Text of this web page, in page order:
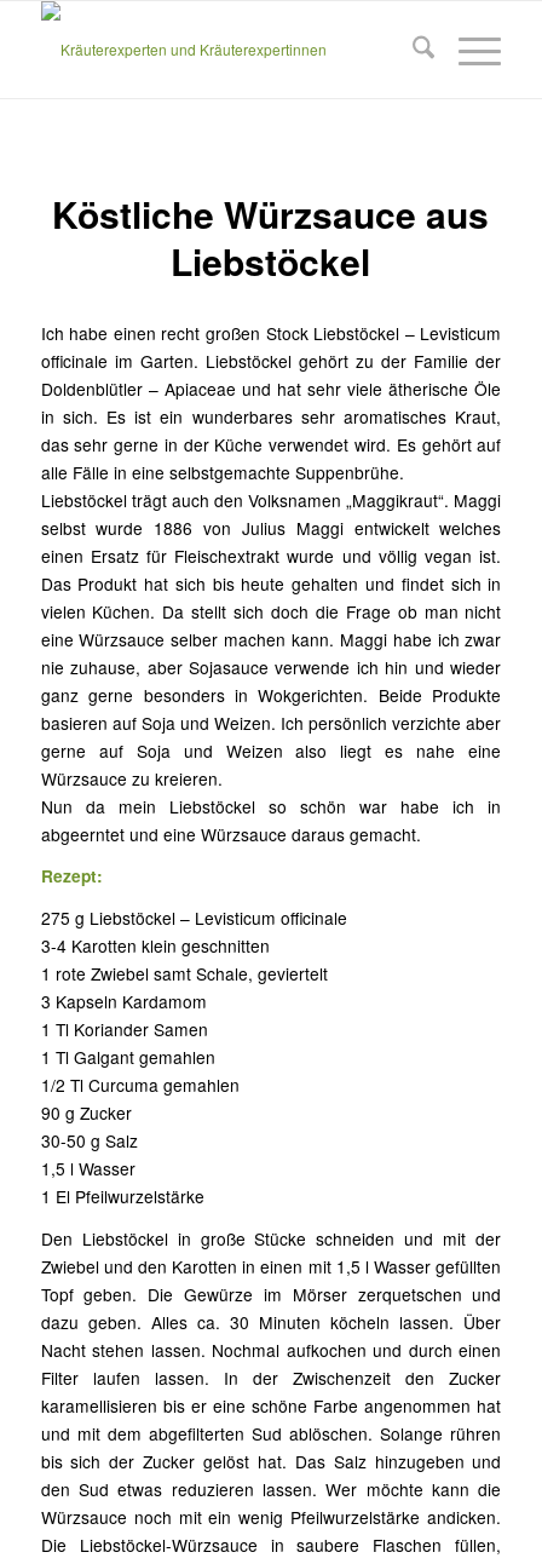
Köstliche Würzsauce aus
Liebstöckel
Ich habe einen recht großen Stock Liebstöckel – Levisticum
officinale im Garten. Liebstöckel gehört zu der Familie der
Doldenblütler – Apiaceae und hat sehr viele ätherische Öle
in sich. Es ist ein wunderbares sehr aromatisches Kraut,
das sehr gerne in der Küche verwendet wird. Es gehört auf
alle Fälle in eine selbstgemachte Suppenbrühe.
Liebstöckel trägt auch den Volksnamen „Maggikraut“. Maggi
selbst wurde 1886 von Julius Maggi entwickelt welches
einen Ersatz für Fleischextrakt wurde und völlig vegan ist.
Das Produkt hat sich bis heute gehalten und findet sich in
vielen Küchen. Da stellt sich doch die Frage ob man nicht
eine Würzsauce selber machen kann. Maggi habe ich zwar
nie zuhause, aber Sojasauce verwende ich hin und wieder
ganz gerne besonders in Wokgerichten. Beide Produkte
basieren auf Soja und Weizen. Ich persönlich verzichte aber
gerne auf Soja und Weizen also liegt es nahe eine
Würzsauce zu kreieren.
Nun da mein Liebstöckel so schön war habe ich in
abgeerntet und eine Würzsauce daraus gemacht.
Rezept:
275 g Liebstöckel – Levisticum officinale
3-4 Karotten klein geschnitten
1 rote Zwiebel samt Schale, geviertelt
3 Kapseln Kardamom
1 Tl Koriander Samen
1 Tl Galgant gemahlen
1/2 Tl Curcuma gemahlen
90 g Zucker
30-50 g Salz
1,5 l Wasser
1 El Pfeilwurzelstärke
Den Liebstöckel in große Stücke schneiden und mit der
Zwiebel und den Karotten in einen mit 1,5 l Wasser gefüllten
Topf geben. Die Gewürze im Mörser zerquetschen und
dazu geben. Alles ca. 30 Minuten köcheln lassen. Über
Nacht stehen lassen. Nochmal aufkochen und durch einen
Filter laufen lassen. In der Zwischenzeit den Zucker
karamellisieren bis er eine schöne Farbe angenommen hat
und mit dem abgefilterten Sud ablöschen. Solange rühren
bis sich der Zucker gelöst hat. Das Salz hinzugeben und
den Sud etwas reduzieren lassen. Wer möchte kann die
Würzsauce noch mit ein wenig Pfeilwurzelstärke andicken.
Die Liebstöckel-Würzsauce in saubere Flaschen füllen,